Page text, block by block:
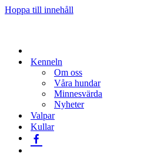
Hoppa till innehåll
Kenneln
Om oss
Våra hundar
Minnesvärda
Nyheter
Valpar
Kullar